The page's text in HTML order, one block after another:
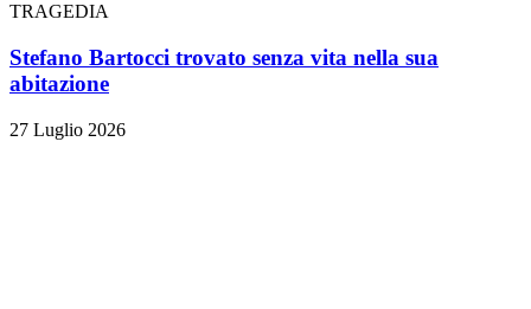
TRAGEDIA
Stefano Bartocci trovato senza vita nella sua
abitazione
27 Luglio 2026